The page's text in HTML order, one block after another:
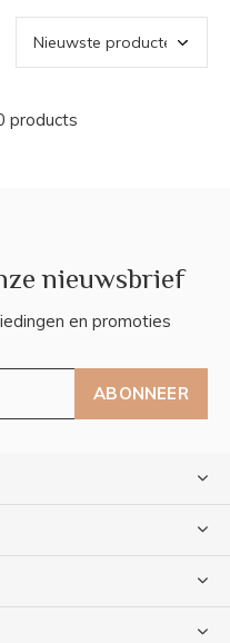
products
nieuwsbrief
en promoties
ABONNEER